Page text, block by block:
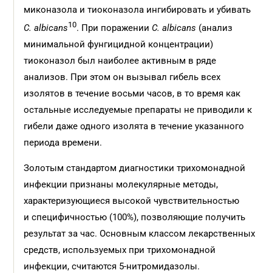
миконазола и тиоконазола ингибировать и убивать
C. albicans10. При поражении C. albicans (анализ
минимальной фунгицидной концентрации)
тиоконазол был наиболее активным в ряде
анализов. При этом он вызывал гибель всех
изолятов в течение восьми часов, в то время как
остальные исследуемые препараты не приводили к
гибели даже одного изолята в течение указанного
периода времени.
Золотым стандартом диагностики трихомонадной
инфекции признаны молекулярные методы,
характеризующиеся высокой чувствительностью
и специфичностью (100%), позволяющие получить
результат за час. Основным классом лекарственных
средств, используемых при трихомонадной
инфекции, считаются 5-нитромидазолы.